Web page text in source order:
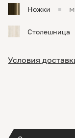
Ножки
Столешница
Условия